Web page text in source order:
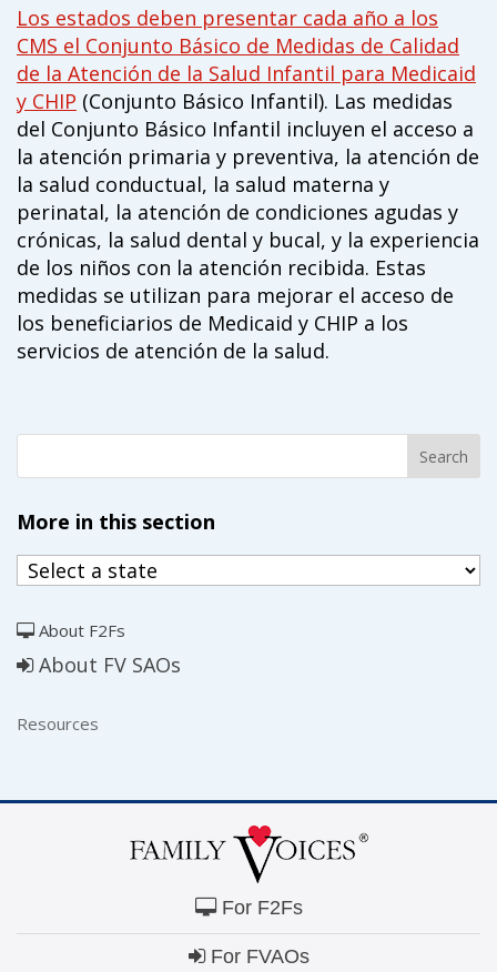
Los estados deben presentar cada año a los
CMS el Conjunto Básico de Medidas de Calidad
de la Atención de la Salud Infantil para Medicaid
y CHIP (Conjunto Básico Infantil). Las medidas
del Conjunto Básico Infantil incluyen el acceso a
la atención primaria y preventiva, la atención de
la salud conductual, la salud materna y
perinatal, la atención de condiciones agudas y
crónicas, la salud dental y bucal, y la experiencia
de los niños con la atención recibida. Estas
medidas se utilizan para mejorar el acceso de
los beneficiarios de Medicaid y CHIP a los
servicios de atención de la salud.
More in this section
About F2Fs
About FV SAOs
Resources
For F2Fs
For FVAOs